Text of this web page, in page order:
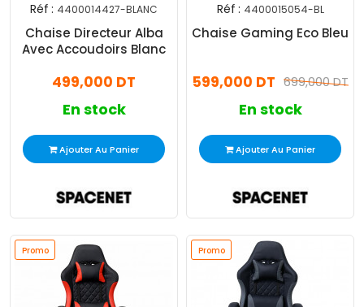
Réf : 4400014427-BLANC
Chaise Directeur Alba
Avec Accoudoirs Blanc
499,000 DT
En stock
Ajouter Au Panier
Réf : 4400015054-BL
Chaise Gaming Eco Bleu
699,000 DT
599,000 DT
En stock
Ajouter Au Panier
Promo Promo